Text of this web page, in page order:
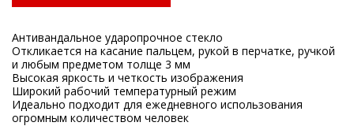
Антивандальное ударопрочное стекло
Откликается на касание пальцем, рукой в перчатке, ручкой
и любым предметом толще 3 мм
Высокая яркость и четкость изображения
Широкий рабочий температурный режим
Идеально подходит для ежедневного использования
огромным количеством человек